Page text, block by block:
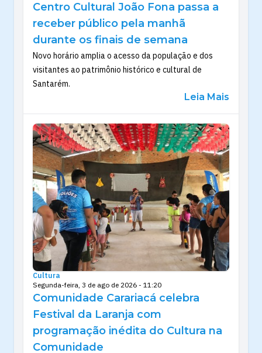
Centro Cultural João Fona passa a
receber público pela manhã
durante os finais de semana
Novo horário amplia o acesso da população e dos
visitantes ao patrimônio histórico e cultural de
Santarém.
Leia Mais
Cultura
Segunda-feira, 3 de ago de 2026 - 11:20
Comunidade Carariacá celebra
Festival da Laranja com
programação inédita do Cultura na
Comunidade